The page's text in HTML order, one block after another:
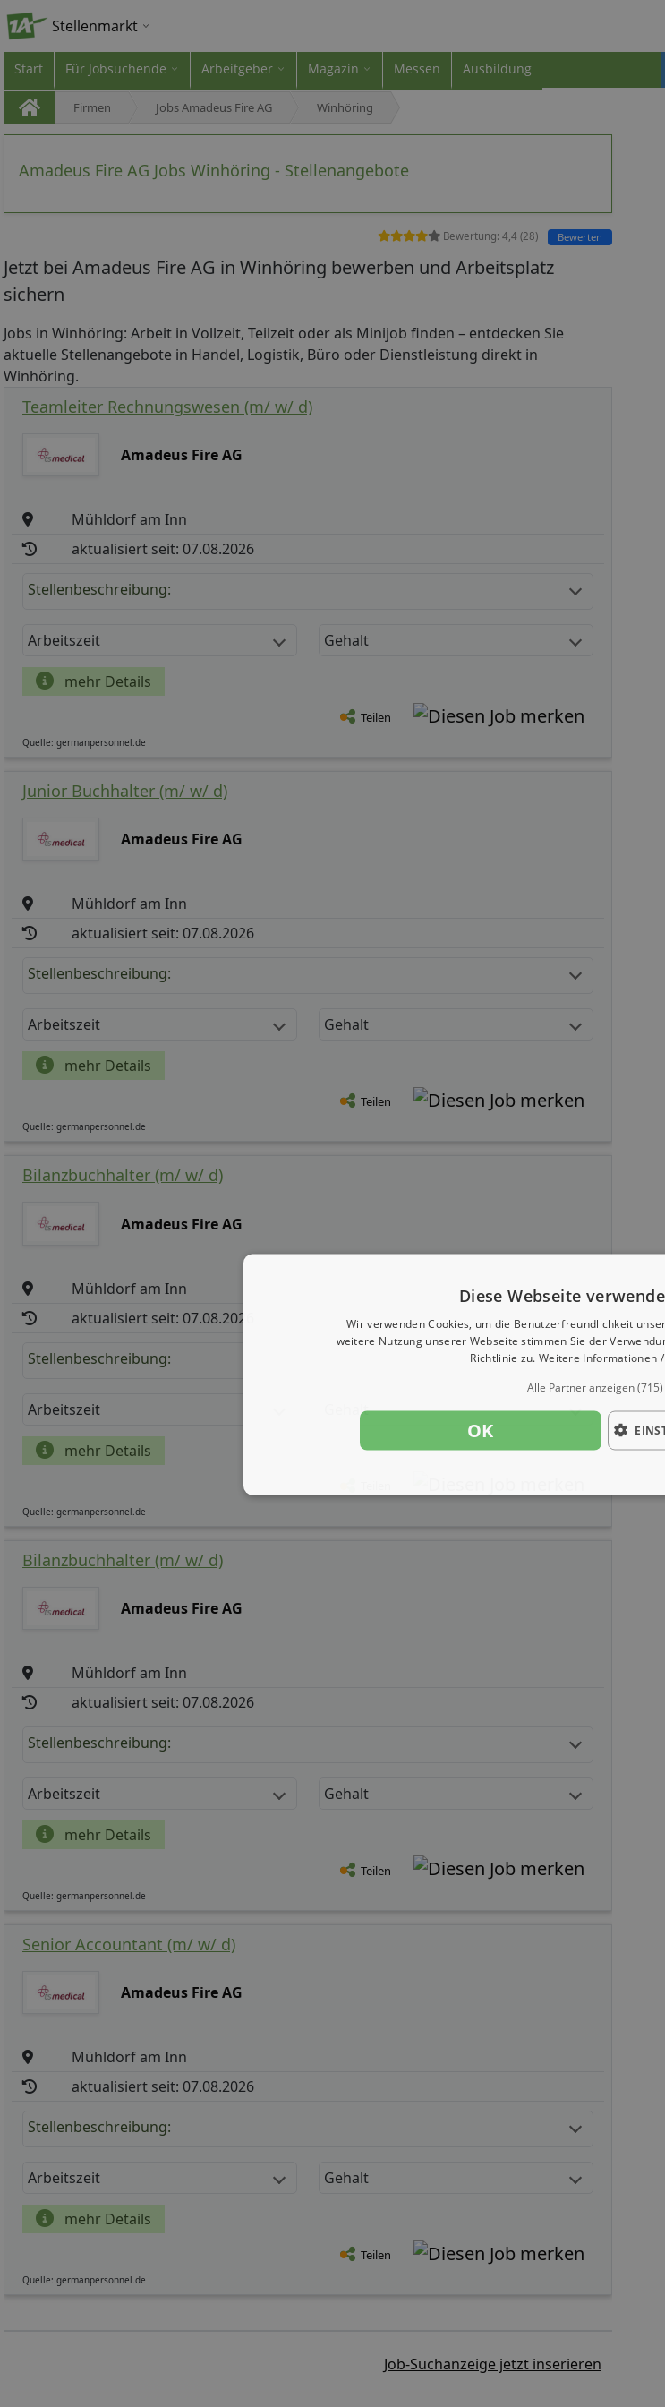
Stellenmarkt
Start Für Jobsuchende Arbeitgeber Magazin Messen Ausbildung
Firmen Jobs Amadeus Fire AG Winhöring
Amadeus Fire AG Jobs Winhöring - Stellenangebote
Bewertung: 4,4 (28) Bewerten
Jetzt bei Amadeus Fire AG in Winhöring bewerben und Arbeitsplatz
sichern
Jobs in Winhöring: Arbeit in Vollzeit, Teilzeit oder als Minijob finden – entdecken Sie
aktuelle Stellenangebote in Handel, Logistik, Büro oder Dienstleistung direkt in
Winhöring.
Teamleiter Rechnungswesen (m/ w/ d)
Amadeus Fire AG
Mühldorf am Inn
aktualisiert seit: 07.08.2026
Stellenbeschreibung:
Arbeitszeit Gehalt
mehr Details
Teilen
Quelle: germanpersonnel.de
Junior Buchhalter (m/ w/ d)
Amadeus Fire AG
Mühldorf am Inn
aktualisiert seit: 07.08.2026
Stellenbeschreibung:
Arbeitszeit Gehalt
mehr Details
Teilen
Quelle: germanpersonnel.de
Bilanzbuchhalter (m/ w/ d)
Amadeus Fire AG
Mühldorf am Inn
aktualisiert seit: 07.08.2026
Stellenbeschreibung:
Arbeitszeit Gehalt
mehr Details
Quelle: germanpersonnel.de
Bilanzbuchhalter (m/ w/ d)
Amadeus Fire AG
Mühldorf am Inn
aktualisiert seit: 07.08.2026
Stellenbeschreibung:
Arbeitszeit Gehalt
mehr Details
Teilen
Quelle: germanpersonnel.de
Senior Accountant (m/ w/ d)
Amadeus Fire AG
Mühldorf am Inn
aktualisiert seit: 07.08.2026
Stellenbeschreibung:
Arbeitszeit Gehalt
mehr Details
Teilen
Quelle: germanpersonnel.de
Job-Suchanzeige jetzt inserieren
Diese Webseite
Wir verwenden Cookies, um die Benutzerfreundlichkeit
weitere Nutzung unserer Webseite stimmen Sie der
Richtlinie zu. Weitere Informationen
Alle Partner anzeigen
OK